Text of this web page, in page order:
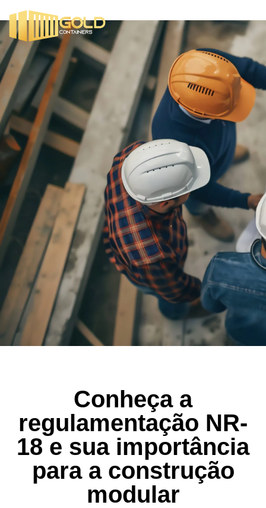
Conheça a
regulamentação NR-
18 e sua importância
para a construção
modular